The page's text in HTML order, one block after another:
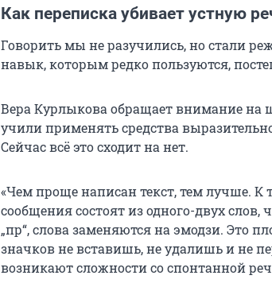
Как переписка убивает устную
Говорить мы не разучились, но стали
навык, которым редко пользуются,
Вера Курлыкова обращает внимание на
учили применять средства
Сейчас всё это сходит на нет.
«Чем проще написан текст, тем лучше.
сообщения состоят из одного-двух
„пр“, слова заменяются на эмодзи. Это
значков не вставишь, не удалишь и не
возникают сложности со спонтанной